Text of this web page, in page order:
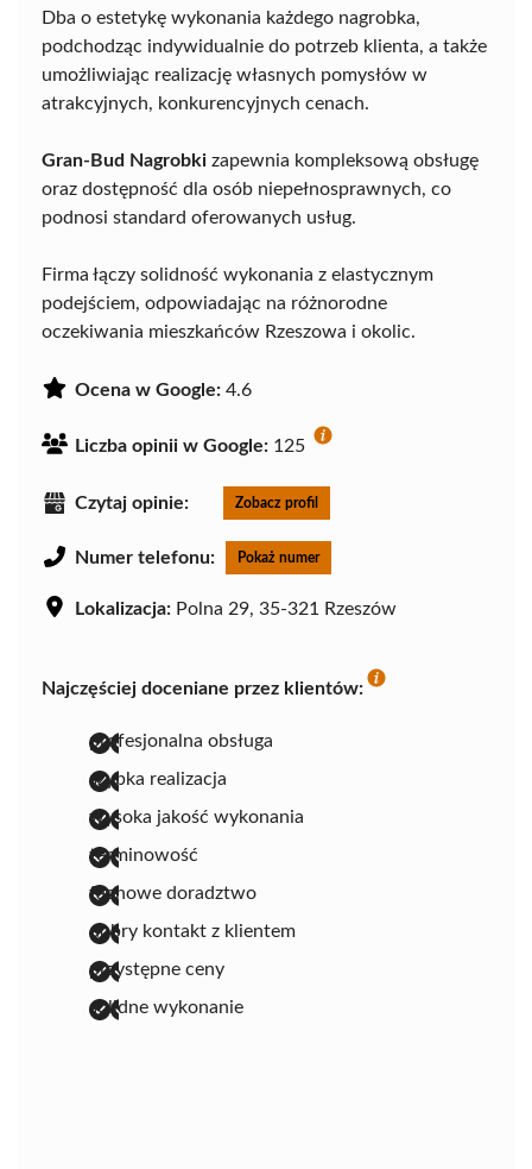
Dba o estetykę wykonania każdego nagrobka,
podchodząc indywidualnie do potrzeb klienta, a także
umożliwiając realizację własnych pomysłów w
atrakcyjnych, konkurencyjnych cenach.
Gran-Bud Nagrobki zapewnia kompleksową obsługę
oraz dostępność dla osób niepełnosprawnych, co
podnosi standard oferowanych usług.
Firma łączy solidność wykonania z elastycznym
podejściem, odpowiadając na różnorodne
oczekiwania mieszkańców Rzeszowa i okolic.
Ocena w Google: 4.6
Liczba opinii w Google: 125
Czytaj opinie: Zobacz profil
Numer telefonu: Pokaż numer
Lokalizacja: Polna 29, 35-321 Rzeszów
Najczęściej doceniane przez klientów:
profesjonalna obsługa
szybka realizacja
wysoka jakość wykonania
terminowość
fachowe doradztwo
dobry kontakt z klientem
przystępne ceny
solidne wykonanie